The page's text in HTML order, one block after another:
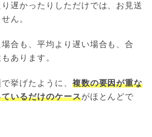
遅かったりしただけでは、お見送
ん。
合も、平均より遅い場合も、合
あります。
挙げたように、 複数の要因が重な
いるだけのケースがほとんどで